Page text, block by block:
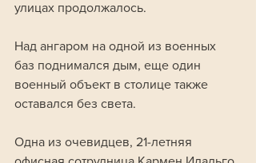
улицах продолжалось.
Над ангаром на одной из военных
баз поднимался дым, еще один
военный объект в столице также
оставался без света.
Одна из очевидцев, 21-летняя